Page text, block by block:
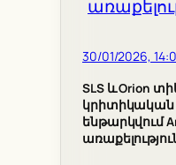
30/01/2026,
SLS և Orion
կրիտիկական
ենթարկվում